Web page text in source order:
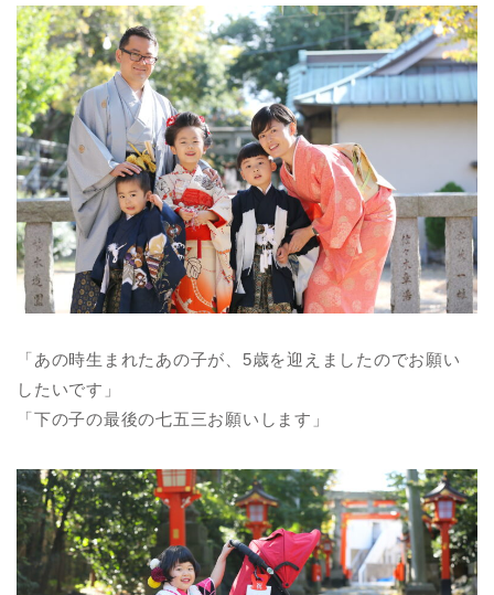
「あの時生まれたあの子が、5歳を迎えましたのでお願い
したいです」
「下の子の最後の七五三お願いします」